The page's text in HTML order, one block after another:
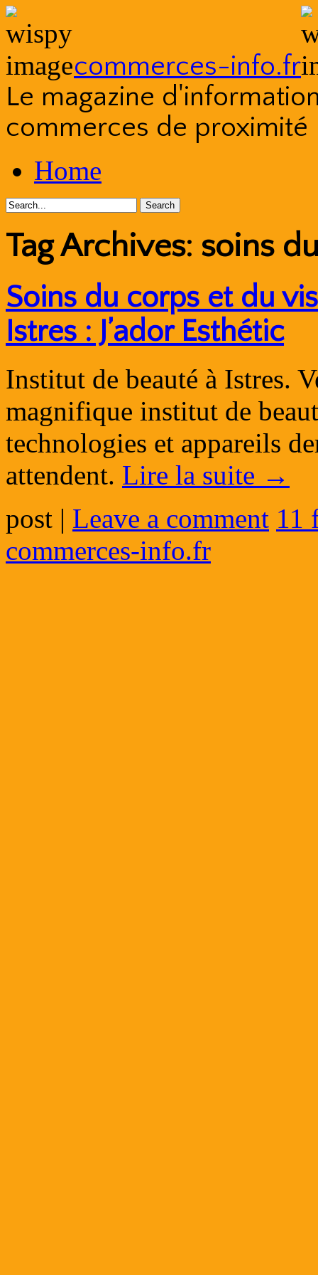
commerces-info.fr
Le magazine
commerces de proximité
to
contentHome
Tag Archives: soins
Soins du corps et du
Istres : J’ador Esthétic
Institut de beauté à Istres.
magnifique institut de
technologies et appareils
attendent. Lire la suite →
post | Leave a comment 11
commerces-info.fr